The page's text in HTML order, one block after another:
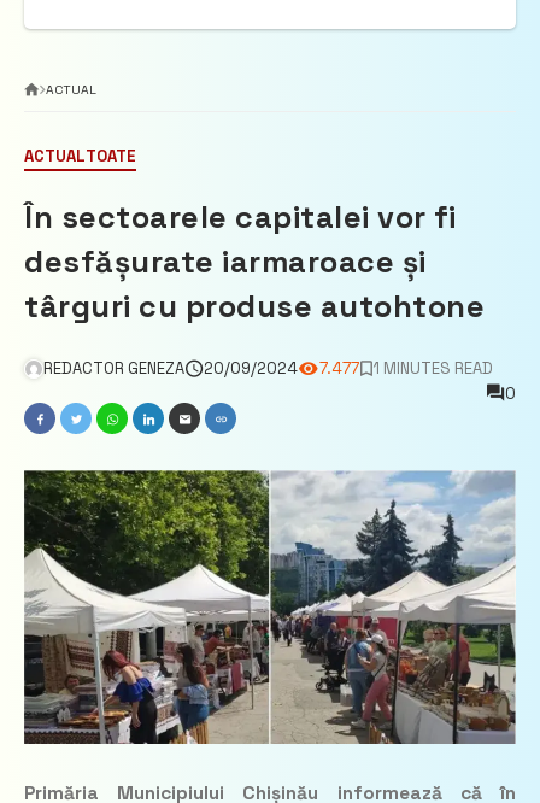
ACTUAL
ACTUALTOATE
În sectoarele capitalei vor fi
desfășurate iarmaroace și
târguri cu produse autohtone
REDACTOR GENEZA 20/09/2024 7.477
1 MINUTES READ
0
Primăria Municipiului Chișinău informează că în